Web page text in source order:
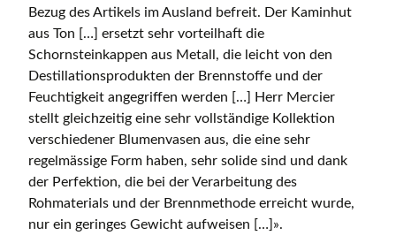
Bezug des Artikels im Ausland befreit. Der Kaminhut
aus Ton […] ersetzt sehr vorteilhaft die
Schornsteinkappen aus Metall, die leicht von den
Destillationsprodukten der Brennstoffe und der
Feuchtigkeit angegriffen werden […] Herr Mercier
stellt gleichzeitig eine sehr vollständige Kollektion
verschiedener Blumenvasen aus, die eine sehr
regelmässige Form haben, sehr solide sind und dank
der Perfektion, die bei der Verarbeitung des
Rohmaterials und der Brennmethode erreicht wurde,
nur ein geringes Gewicht aufweisen […]».